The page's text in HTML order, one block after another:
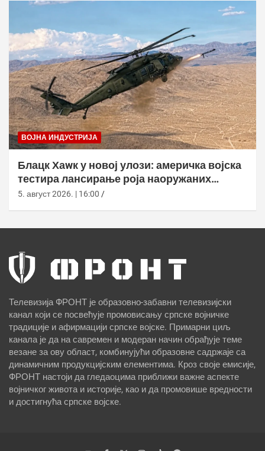
ВОЈНА ИНДУСТРИЈА
Блацк Хаwк у новој улози: америчка војска
тестира лансирање роја наоружаних
дронова
5. август 2026. | 16:00
Телевизија ФРОНТ је образовно-забавни телевизијски
канал који се посвећује промовисању српске војничке
традиције и афирмацији српске војске. Примарни циљ
канала је да на савремен и модеран начин обрађује теме
везане за ову област, комбинујући образовне садржаје са
динамичним продукцијским елементима. Кроз своје емисије,
ФРОНТ настоји да гледаоцима приближи важне аспекте
војничког живота и историје, као и да промовише вредности
и достигнућа српске војске.